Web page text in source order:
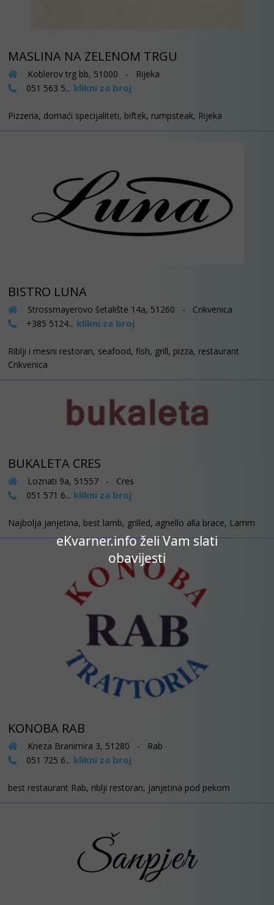
eKvarner.info želi Vam slati
obavijesti
MASLINA NA ZELENOM TRGU
Koblerov trg bb, 51000 - Rijeka
051 563 5... klikni za broj
Pizzeria, domaći specijaliteti, biftek, rumpsteak, Rijeka
BISTRO LUNA
Strossmayerovo šetalište 14a, 51260 - Crikvenica
+385 5124... klikni za broj
Riblji i mesni restoran, seafood, fish, grill, pizza, restaurant
Crikvenica
BUKALETA CRES
Loznati 9a, 51557 - Cres
051 571 6... klikni za broj
Najbolja janjetina, best lamb, grilled, agnello alla brace, Lamm
KONOBA RAB
Kneza Branimira 3, 51280 - Rab
051 725 6... klikni za broj
best restaurant Rab, riblji restoran, janjetina pod pekom